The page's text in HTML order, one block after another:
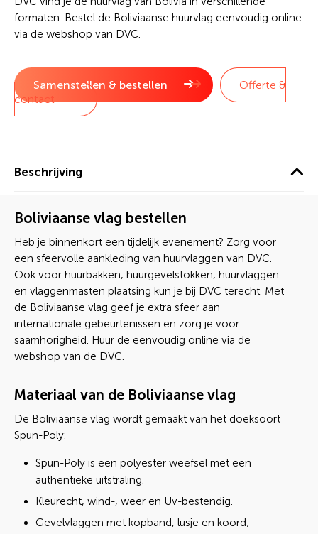
formaten. Bestel de Boliviaanse huurvlag eenvoudig online
via de webshop van DVC.
Samenstellen & bestellen
Offerte &
contact
Beschrijving
Boliviaanse vlag bestellen
Heb je binnenkort een tijdelijk evenement? Zorg voor
een sfeervolle aankleding van huurvlaggen van DVC.
Ook voor huurbakken, huurgevelstokken, huurvlaggen
en vlaggenmasten plaatsing kun je bij DVC terecht. Met
de Boliviaanse vlag geef je extra sfeer aan
internationale gebeurtenissen en zorg je voor
saamhorigheid. Huur de eenvoudig online via de
webshop van de DVC.
Materiaal van de Boliviaanse vlag
De Boliviaanse vlag wordt gemaakt van het doeksoort
Spun-Poly:
Spun-Poly is een polyester weefsel met een
authentieke uitstraling.
Kleurecht, wind-, weer en Uv-bestendig.
Gevelvlaggen met kopband, lusje en koord;